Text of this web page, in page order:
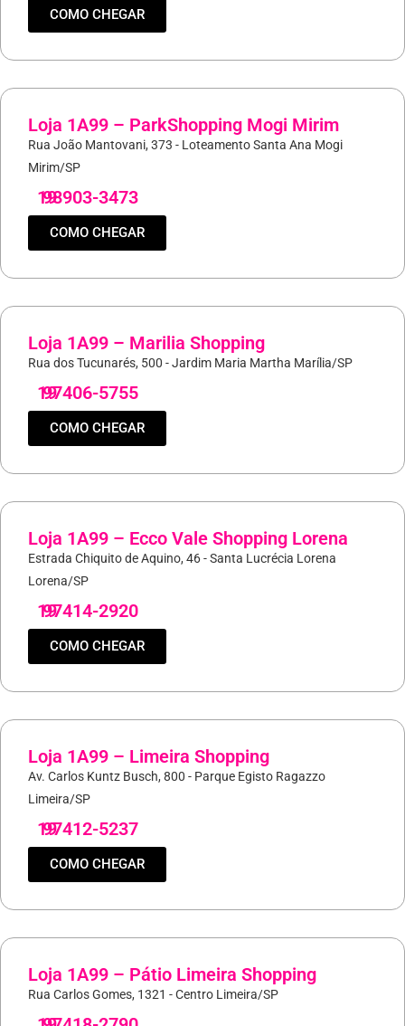
COMO CHEGAR
Loja 1A99 – ParkShopping Mogi Mirim
Rua João Mantovani, 373 - Loteamento Santa Ana Mogi
Mirim/SP
19
98903-3473
COMO CHEGAR
Loja 1A99 – Marilia Shopping
Rua dos Tucunarés, 500 - Jardim Maria Martha Marília/SP
19
97406-5755
COMO CHEGAR
Loja 1A99 – Ecco Vale Shopping Lorena
Estrada Chiquito de Aquino, 46 - Santa Lucrécia Lorena
Lorena/SP
19
97414-2920
COMO CHEGAR
Loja 1A99 – Limeira Shopping
Av. Carlos Kuntz Busch, 800 - Parque Egisto Ragazzo
Limeira/SP
19
97412-5237
COMO CHEGAR
Loja 1A99 – Pátio Limeira Shopping
Rua Carlos Gomes, 1321 - Centro Limeira/SP